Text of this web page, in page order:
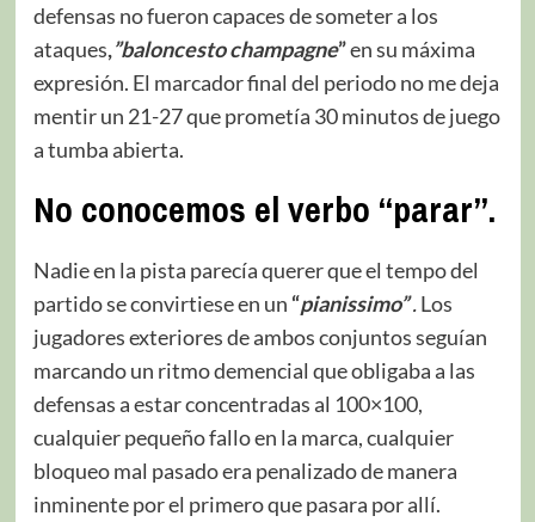
defensas no fueron capaces de someter a los
ataques,”baloncesto champagne”en su máxima
expresión. El marcador final del periodo no me deja
mentir un 21-27 que prometía 30 minutos de juego
a tumba abierta.
No conocemos el verbo “parar”.
Nadie en la pista parecía querer que el tempo del
partido se convirtiese en un “pianissimo”.Los
jugadores exteriores de ambos conjuntos seguían
marcando un ritmo demencial que obligaba a las
defensas a estar concentradas al 100×100,
cualquier pequeño fallo en la marca, cualquier
bloqueo mal pasado era penalizado de manera
inminente por el primero que pasara por allí.